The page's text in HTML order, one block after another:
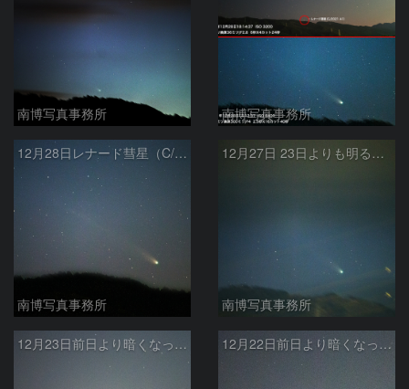
南博写真事務所 南博写真事務所
12月28日レナード彗星（C/2021 A1）
南博写真事務所
12月27日 23日よりも明るくなったレナード彗星（C/2021 A1）
南博写真事務所
12月23日前日より暗くなったレナード彗星（C/2021 A1） 12月22日前日より暗くなったレナード彗星（C/2021 A1）